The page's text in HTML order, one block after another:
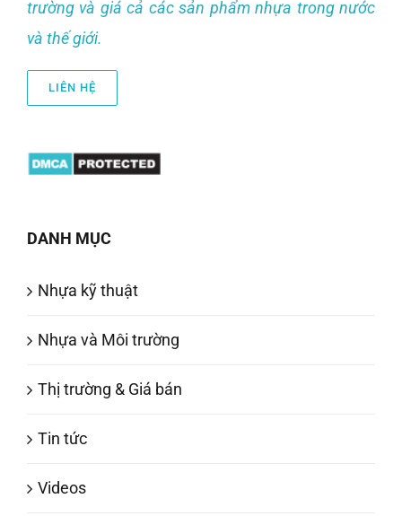
trường và giá cả các sản phẩm nhựa trong nước
và thế giới.
LIÊN HỆ
DANH MỤC
Nhựa kỹ thuật
Nhựa và Môi trường
Thị trường & Giá bán
Tin tức
Videos